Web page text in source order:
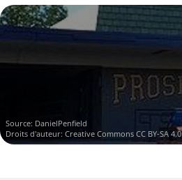
Source: DanielPenfield
Droits d'auteur: Creative Commons CC BY-SA 4.0